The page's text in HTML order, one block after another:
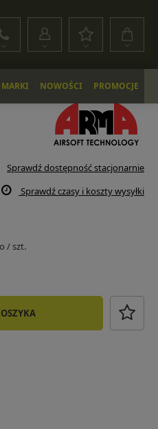
MARKI NOWOŚCI PROMOCJE
Sprawdź dostępność stacjonarnie
Sprawdź czasy i koszty wysyłki
/szt.